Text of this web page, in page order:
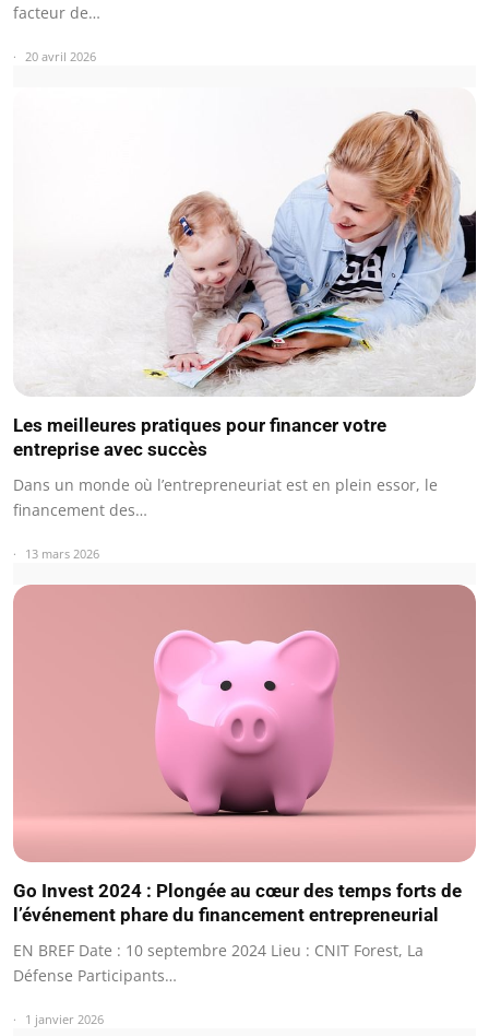
facteur de…
20 avril 2026
Les meilleures pratiques pour financer votre
entreprise avec succès
Dans un monde où l’entrepreneuriat est en plein essor, le
financement des…
13 mars 2026
Go Invest 2024 : Plongée au cœur des temps forts de
l’événement phare du financement entrepreneurial
EN BREF Date : 10 septembre 2024 Lieu : CNIT Forest, La
Défense Participants…
1 janvier 2026